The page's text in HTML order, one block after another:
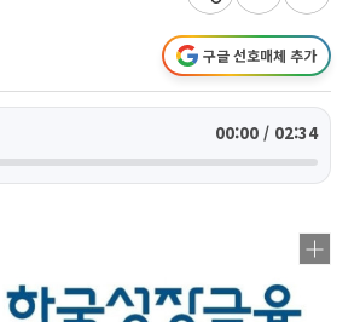
구글 선호매체 추가
00:00 / 02:34